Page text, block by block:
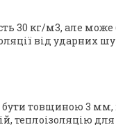
30 кг/м3, але
від ударних
товщиною 3 мм,
теплоізоляцію для